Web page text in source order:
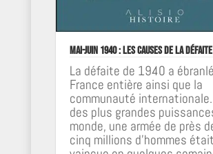
Mai-Juin 1940 : les causes de la défaite
La défaite de 1940 a
France entière ainsi que la
communauté
des plus grandes
monde, une armée de près
cinq millions d’hommes était